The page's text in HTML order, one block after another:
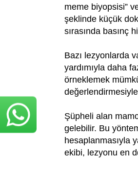
meme biyopsisi”
şeklinde küçük
sırasında basınç
Bazı lezyonlarda
yardımıyla daha
örneklemek
Şüpheli alan
gelebilir. Bu
hesaplanmasıyla
ekibi, lezyonu en